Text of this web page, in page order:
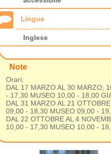
Lingue
Inglese
Note
Orari:
DAL 17 MARZO AL 30 MARZO;
- 17,30 MUSEO 10,00 - 18,00
DAL 31 MARZO AL 21
09,00 - 18,30 MUSEO 09,00 -
DAL 22 OTTOBRE AL 4
10,00 - 17,30 MUSEO 10,00 -